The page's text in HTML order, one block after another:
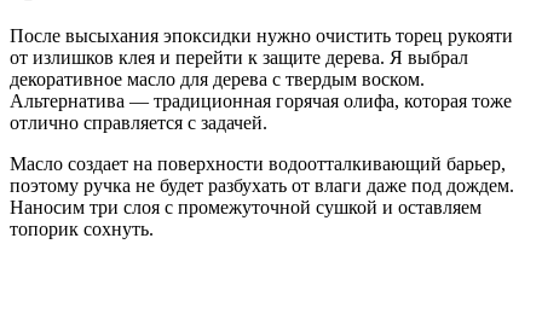
После высыхания эпоксидки нужно очистить торец рукояти
от излишков клея и перейти к защите дерева. Я выбрал
декоративное масло для дерева с твердым воском.
Альтернатива — традиционная горячая олифа, которая тоже
отлично справляется с задачей.
Масло создает на поверхности водоотталкивающий барьер,
поэтому ручка не будет разбухать от влаги даже под дождем.
Наносим три слоя с промежуточной сушкой и оставляем
топорик сохнуть.